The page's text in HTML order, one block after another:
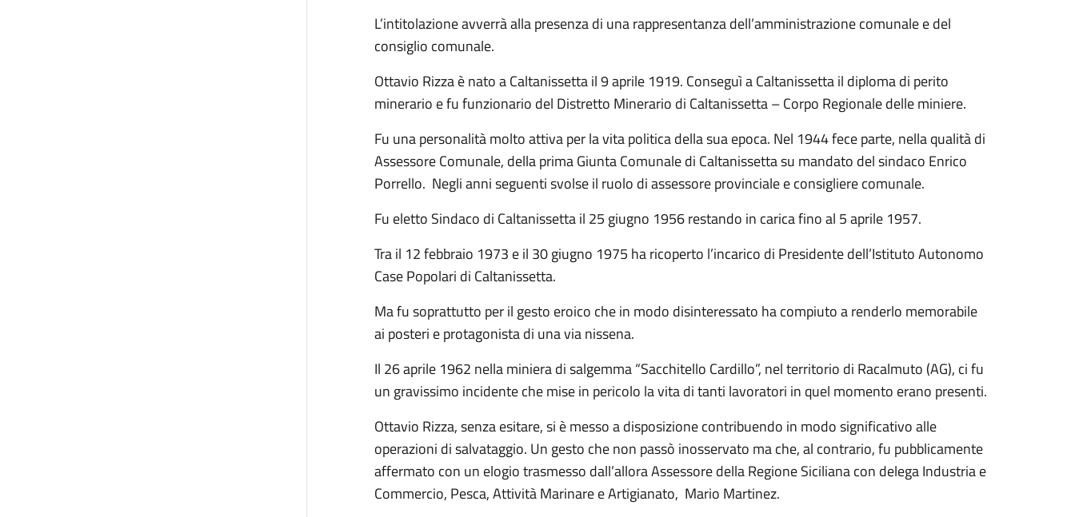
L’intitolazione avverrà alla presenza di una rappresentanza dell’amministrazione comunale e del
consiglio comunale.
Ottavio Rizza è nato a Caltanissetta il 9 aprile 1919. Conseguì a Caltanissetta il diploma di perito
minerario e fu funzionario del Distretto Minerario di Caltanissetta – Corpo Regionale delle miniere.
Fu una personalità molto attiva per la vita politica della sua epoca. Nel 1944 fece parte, nella qualità di
Assessore Comunale, della prima Giunta Comunale di Caltanissetta su mandato del sindaco Enrico
Porrello. Negli anni seguenti svolse il ruolo di assessore provinciale e consigliere comunale.
Fu eletto Sindaco di Caltanissetta il 25 giugno 1956 restando in carica fino al 5 aprile 1957.
Tra il 12 febbraio 1973 e il 30 giugno 1975 ha ricoperto l’incarico di Presidente dell’Istituto Autonomo
Case Popolari di Caltanissetta.
Ma fu soprattutto per il gesto eroico che in modo disinteressato ha compiuto a renderlo memorabile
ai posteri e protagonista di una via nissena.
Il 26 aprile 1962 nella miniera di salgemma “Sacchitello Cardillo”, nel territorio di Racalmuto (AG), ci fu
un gravissimo incidente che mise in pericolo la vita di tanti lavoratori in quel momento erano presenti.
Ottavio Rizza, senza esitare, si è messo a disposizione contribuendo in modo significativo alle
operazioni di salvataggio. Un gesto che non passò inosservato ma che, al contrario, fu pubblicamente
affermato con un elogio trasmesso dall’allora Assessore della Regione Siciliana con delega Industria e
Commercio, Pesca, Attività Marinare e Artigianato, Mario Martinez.